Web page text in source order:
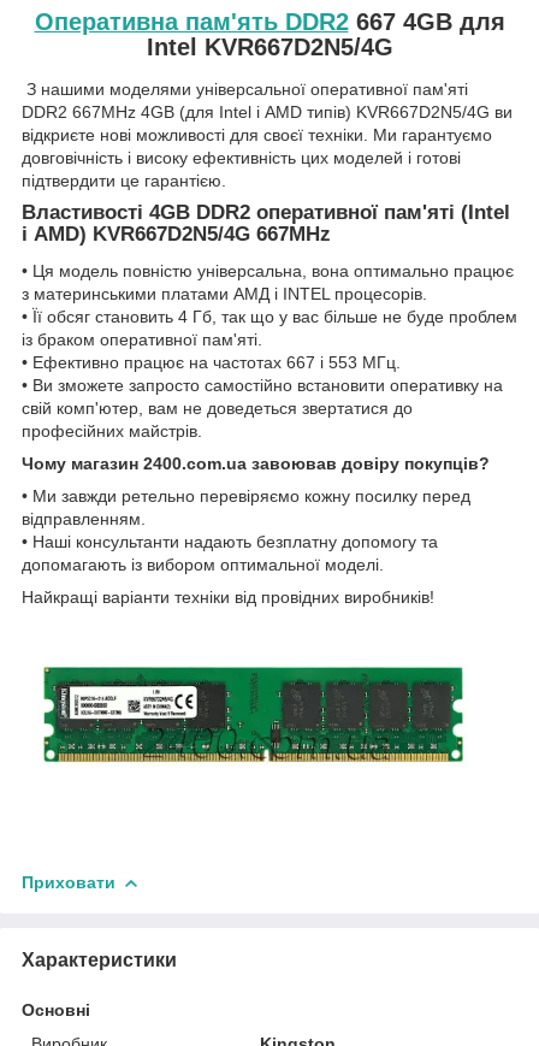
Оперативна пам'ять DDR2667 4GB для
Intel KVR667D2N5/4G
З нашими моделями універсальної оперативної пам'яті
DDR2 667MHz 4GB (для Intel і AMD типів) KVR667D2N5/4G ви
відкриєте нові можливості для своєї техніки. Ми гарантуємо
довговічність і високу ефективність цих моделей і готові
підтвердити це гарантією.
Властивості 4GB DDR2 оперативної пам'яті (Intel
і AMD) KVR667D2N5/4G 667MHz
• Ця модель повністю універсальна, вона оптимально працює
з материнськими платами АМД і INTEL процесорів.
• Її обсяг становить 4 Гб, так що у вас більше не буде проблем
із браком оперативної пам'яті.
• Ефективно працює на частотах 667 і 553 МГц.
• Ви зможете запросто самостійно встановити оперативку на
свій комп'ютер, вам не доведеться звертатися до
професійних майстрів.
Чому магазин 2400.com.ua завоював довіру покупців?
• Ми завжди ретельно перевіряємо кожну посилку перед
відправленням.
• Наші консультанти надають безплатну допомогу та
допомагають із вибором оптимальної моделі.
Найкращі варіанти техніки від провідних виробників!
Приховати
Характеристики
Основні